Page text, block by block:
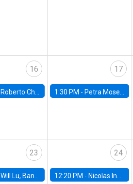
16
Roberto Chang, Rutgers University
17
1:30 PM - Petra Moser, NYU Stern
23
Will Lu, Banco Central de Chile
24
12:20 PM - Nicolas Inostroza, Rotman School of Management, University of Toronto